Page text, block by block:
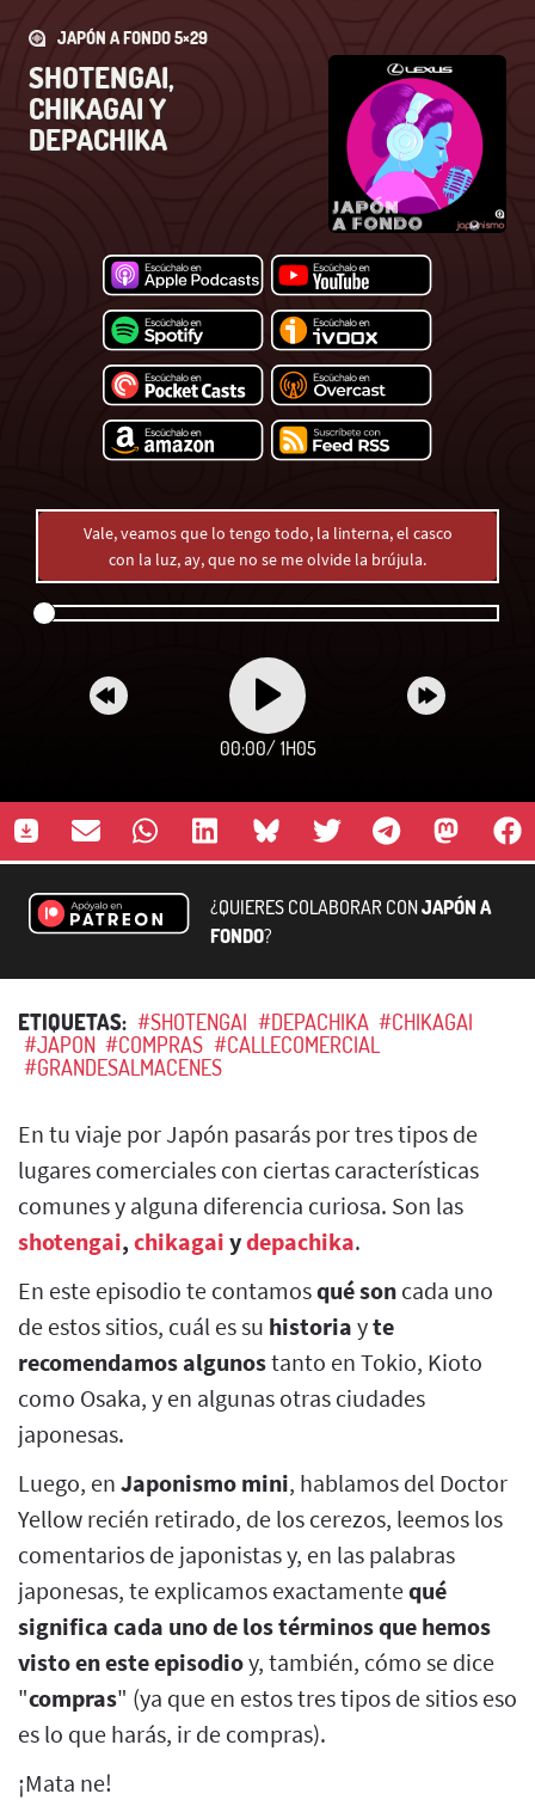
JAPÓN A FONDO 5×29
SHOTENGAI,
CHIKAGAI Y
DEPACHIKA
Vale, veamos que lo tengo todo, la linterna, el casco
con la luz, ay, que no se me olvide la brújula.
00:00/ 1H05
¿QUIERES COLABORAR CONJAPÓN A
FONDO?
ETIQUETAS: #SHOTENGAI #DEPACHIKA #CHIKAGAI
#JAPON #COMPRAS #CALLECOMERCIAL
#GRANDESALMACENES
En tu viaje por Japón pasarás por tres tipos de
lugares comerciales con ciertas características
comunes y alguna diferencia curiosa. Son las
shotengai, chikagai ydepachika.
En este episodio te contamosqué son cada uno
de estos sitios, cuál es su historia yte
recomendamos algunostanto en Tokio, Kioto
como Osaka, y en algunas otras ciudades
japonesas.
Luego, en Japonismo mini, hablamos del Doctor
Yellow recién retirado, de los cerezos, leemos los
comentarios de japonistas y, en las palabras
japonesas, te explicamos exactamentequé
significa cada uno de los términos que hemos
visto en este episodioy, también, cómo se dice
"compras" (ya que en estos tres tipos de sitios eso
es lo que harás, ir de compras).
¡Mata ne!